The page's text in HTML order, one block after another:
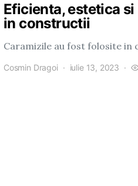
Eficienta, estetica
in constructii
Caramizile au fost folosite in
Cosmin Dragoi iulie 13, 2023